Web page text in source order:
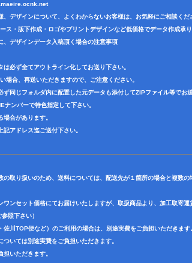
デザインについて、よくわからないお客様は、お気軽にご相談くだ
・版下作成・ロゴやプリントデザインなど低価格でデータ作成承り
、デザインデータ入稿頂く場合の注意事項
必ず全てアウトライン化してお送り下さい。
合、再送いただきますので、ご注意ください。
同じフォルダ内に配置した元データも添付してZIPファイル等でお送
ナンバーで特色指定して下さい。
合があります。
アドレス迄ご送付下さい。
の取り扱いのため、送料については、配送先が１箇所の場合と複数
ンセット価格にてお届けいたしますが、取扱商品より、加工取寄
照下さい）
川TOP便など）のご利用の場合は、別途実費をご負担いただきます
いては別途実費をご負担いただきます。
いただきます。